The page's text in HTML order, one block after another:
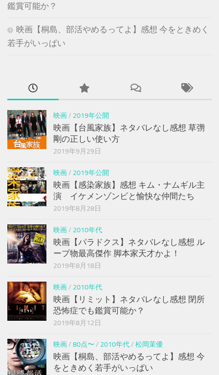
鑑賞可能か？
映画【桐島、部活やめるってよ】感想 今をときめく
若手がいっぱい
映画/ 2019年公開
映画【台風家族】ネタバレなし感想 草彅
剛の正しい使い方
2019年9月29日
映画/ 2019年公開
映画【感染家族】感想 キム・ナムギル主
演 イケメンゾンビと愉快な仲間たち
2019年8月28日
映画/ 2010年代
映画【パラドクス】ネタバレなし感想 ル
ープ物最高傑作 脚本家天才かよ！
2019年8月18日
映画/ 2010年代
映画【リミット】ネタバレなし感想 閉所
恐怖症でも鑑賞可能か？
2019年8月12日
映画/ 80点〜 / 2010年代/ 松岡茉優
映画【桐島、部活やめるってよ】感想 今
をときめく若手がいっぱい